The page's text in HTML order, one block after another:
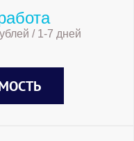
/ 1-7 дней